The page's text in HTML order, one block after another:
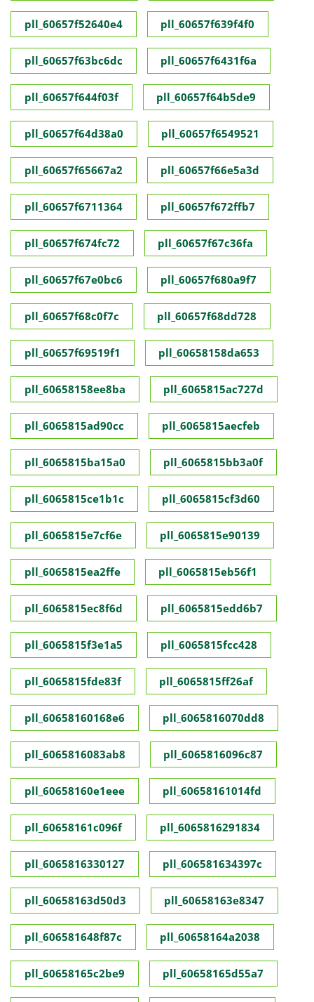
pll_60657f52640e4 pll_60657f639f4f0
pll_60657f63bc6dc pll_60657f6431f6a
pll_60657f644f03f pll_60657f64b5de9
pll_60657f64d38a0 pll_60657f6549521
pll_60657f65667a2 pll_60657f66e5a3d
pll_60657f6711364 pll_60657f672ffb7
pll_60657f674fc72 pll_60657f67c36fa
pll_60657f67e0bc6 pll_60657f680a9f7
pll_60657f68c0f7c pll_60657f68dd728
pll_60657f69519f1 pll_60658158da653
pll_60658158ee8ba pll_6065815ac727d
pll_6065815ad90cc pll_6065815aecfeb
pll_6065815ba15a0 pll_6065815bb3a0f
pll_6065815ce1b1c pll_6065815cf3d60
pll_6065815e7cf6e pll_6065815e90139
pll_6065815ea2ffe pll_6065815eb56f1
pll_6065815ec8f6d pll_6065815edd6b7
pll_6065815f3e1a5 pll_6065815fcc428
pll_6065815fde83f pll_6065815ff26af
pll_60658160168e6 pll_6065816070dd8
pll_6065816083ab8 pll_6065816096c87
pll_60658160e1eee pll_60658161014fd
pll_60658161c096f pll_6065816291834
pll_6065816330127 pll_606581634397c
pll_60658163d50d3 pll_60658163e8347
pll_606581648f87c pll_60658164a2038
pll_60658165c2be9 pll_60658165d55a7